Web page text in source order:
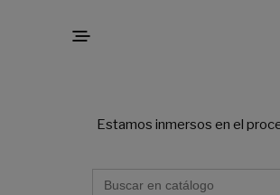
Estamos inmersos en el
BUSCAR: